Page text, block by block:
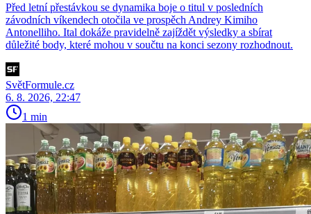
Před letní přestávkou se dynamika boje o titul v posledních
závodních víkendech otočila ve prospěch Andrey Kimiho
Antonelliho. Ital dokáže pravidelně zajíždět výsledky a sbírat
důležité body, které mohou v součtu na konci sezony rozhodnout.
SvětFormule.cz
6. 8. 2026, 22:47
1 min